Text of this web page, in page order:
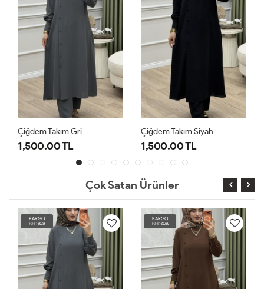
Çiğdem Takım Gri
1,500.00 TL
Çiğdem Takım Siyah
1,500.00 TL
Çok Satan Ürünler
KARGO
BEDAVA
KARGO
BEDAVA